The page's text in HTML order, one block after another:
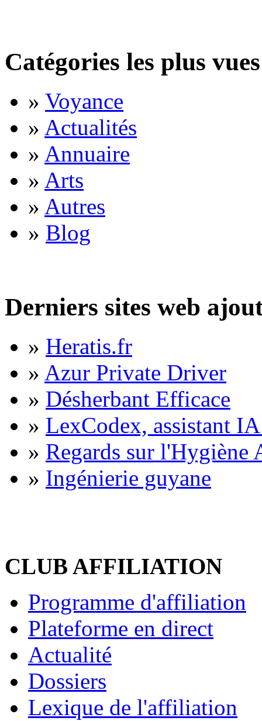
Catégories les plus vues
» Voyance
» Actualités
» Annuaire
» Arts
» Autres
» Blog
Derniers sites web
» Heratis.fr
» Azur Private Driver
» Désherbant Efficace
» LexCodex, assistant
» Regards sur l'Hygiène
» Ingénierie guyane
CLUB AFFILIATION
Programme d'affiliation
Plateforme en direct
Actualité
Dossiers
Lexique de l'affiliation